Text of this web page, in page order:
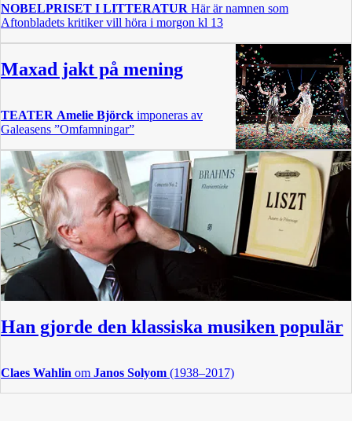
NOBELPRISET I LITTERATUR Här är namnen som
Aftonbladets kritiker vill höra i morgon kl 13
Maxad jakt på mening
TEATER Amelie Björck imponeras av
Galeasens ”Omfamningar”
Han gjorde den klassiska musiken populär
Claes Wahlin om Janos Solyom (1938–2017)